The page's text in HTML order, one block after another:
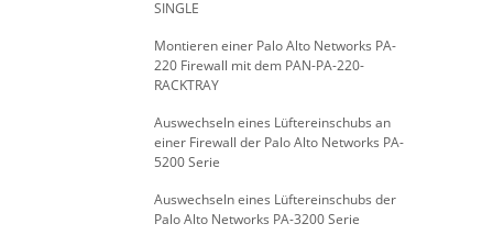
SINGLE
Montieren einer Palo Alto Networks PA-
220 Firewall mit dem PAN-PA-220-
RACKTRAY
Auswechseln eines Lüftereinschubs an
einer Firewall der Palo Alto Networks PA-
5200 Serie
Auswechseln eines Lüftereinschubs der
Palo Alto Networks PA-3200 Serie